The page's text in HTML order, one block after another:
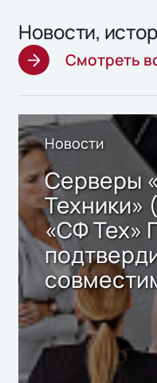
Новости,
Смотреть
Новости
Серверы
Техники»
«СФ Тех»
Storage
хранения